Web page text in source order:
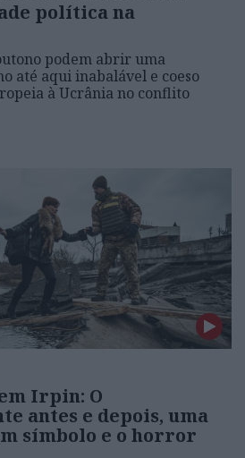
política na
podem abrir uma
até aqui inabalável e coeso
à Ucrânia no conflito
Irpin: O
antes e depois, uma
símbolo e o horror